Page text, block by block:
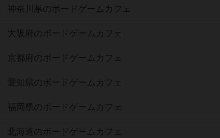
神奈川県のボードゲームカフェ
大阪府のボードゲームカフェ
京都府のボードゲームカフェ
愛知県のボードゲームカフェ
福岡県のボードゲームカフェ
北海道のボードゲームカフェ